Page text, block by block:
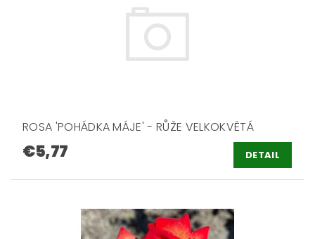
ROSA 'POHÁDKA MÁJE' - RŮŽE VELKOKVĚTÁ
€5,77 DETAIL